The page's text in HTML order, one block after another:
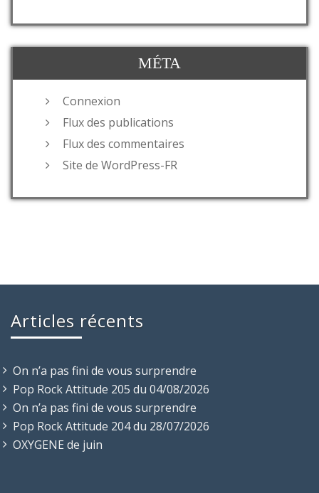
MÉTA
Connexion
Flux des publications
Flux des commentaires
Site de WordPress-FR
Articles récents
On n’a pas fini de vous surprendre
Pop Rock Attitude 205 du 04/08/2026
On n’a pas fini de vous surprendre
Pop Rock Attitude 204 du 28/07/2026
OXYGENE de juin